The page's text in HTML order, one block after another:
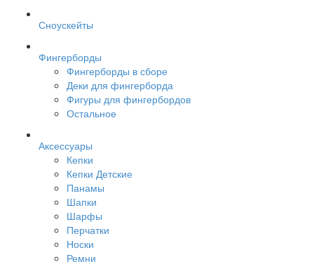
Сноускейты
Фингерборды
Фингерборды в сборе
Деки для фингерборда
Фигуры для фингербордов
Остальное
Аксессуары
Кепки
Кепки Детские
Панамы
Шапки
Шарфы
Перчатки
Носки
Ремни